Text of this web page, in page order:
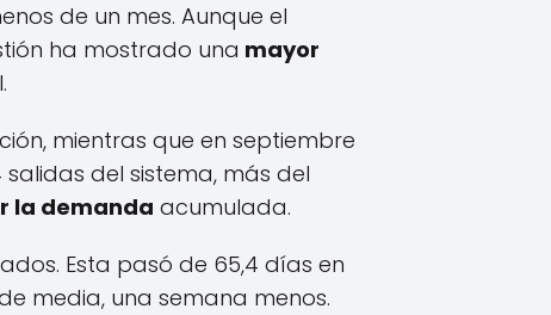
de un mes. Aunque el
ha mostrado una mayor
mientras que en septiembre
salidas del sistema, más del
la demanda acumulada.
Esta pasó de 65,4 días en
media, una semana menos.